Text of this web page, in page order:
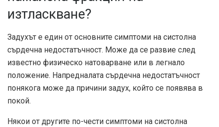
изтласкване?
Задухът е един от основните симптоми на систолна
сърдечна недостатъчност. Може да се развие след
известно физическо натоварване или в легнало
положение. Напредналата сърдечна недостатъчност
понякога може да причини задух, който се появява в
покой.
Някои от другите по-чести симптоми на систолна